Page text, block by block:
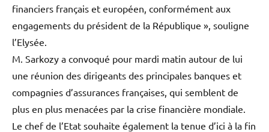
financiers français et européen, conformément aux
engagements du président de la République », souligne
l’Elysée.
M. Sarkozy a convoqué pour mardi matin autour de lui
une réunion des dirigeants des principales banques et
compagnies d’assurances françaises, qui semblent de
plus en plus menacées par la crise financière mondiale.
Le chef de l’Etat souhaite également la tenue d’ici à la fin